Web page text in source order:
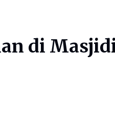
di